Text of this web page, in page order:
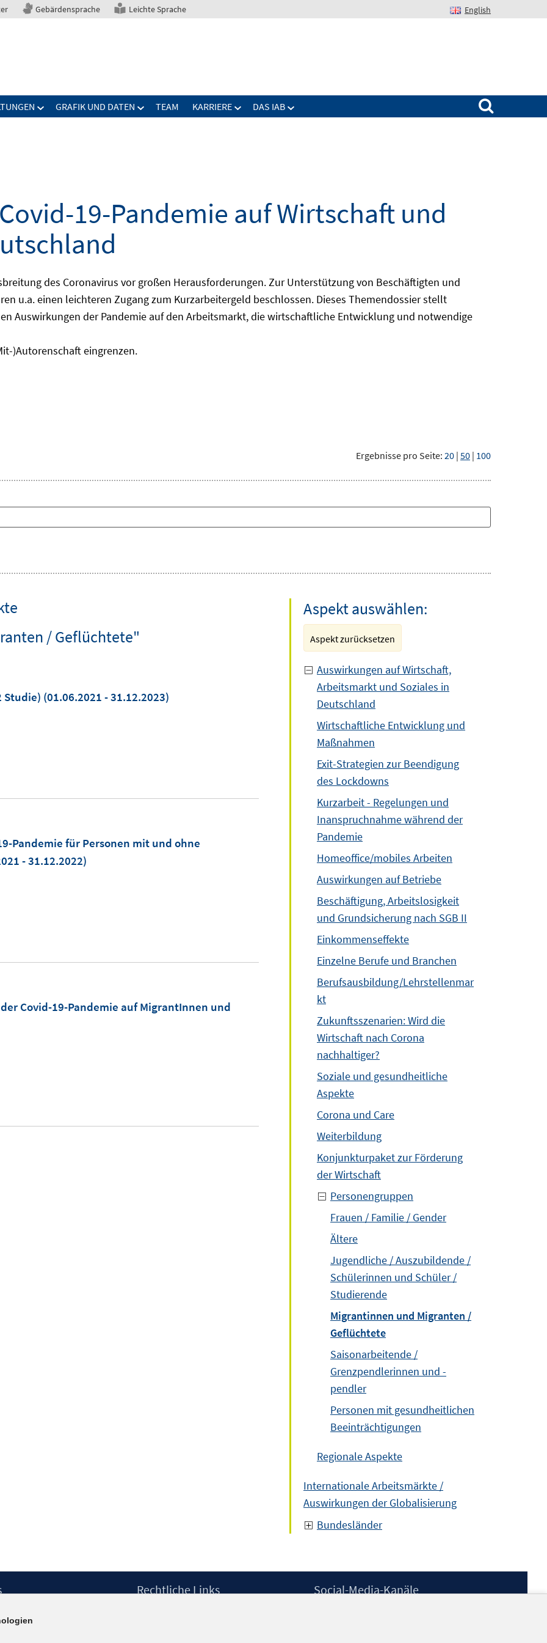
Gebärdensprache Leichte Sprache English
GRAFIK UND DATEN TEAM KARRIERE DAS IAB
Suchen nach:
19-Pandemie auf Wirtschaft und
des Coronavirus vor großen Herausforderungen. Zur Unterstützung von Beschäftigten und
u.a. einen leichteren Zugang zum Kurzarbeitergeld beschlossen. Dieses Themendossier stellt
Auswirkungen der Pandemie auf den Arbeitsmarkt, die wirtschaftliche Entwicklung und notwendige
)Autorenschaft eingrenzen.
Ergebnisse pro Seite: 20 | 50 | 100
/ Geflüchtete"
Studie) (01.06.2021 - 31.12.2023)
Pandemie für Personen mit und ohne
- 31.12.2022)
Covid-19-Pandemie auf MigrantInnen und
Aspekt auswählen:
Aspekt zurücksetzen
Auswirkungen auf Wirtschaft,
Arbeitsmarkt und Soziales in
Deutschland
Wirtschaftliche Entwicklung und
Maßnahmen
Exit-Strategien zur Beendigung
des Lockdowns
Kurzarbeit - Regelungen und
Inanspruchnahme während der
Pandemie
Homeoffice/mobiles Arbeiten
Auswirkungen auf Betriebe
Beschäftigung, Arbeitslosigkeit
und Grundsicherung nach SGB II
Einkommenseffekte
Einzelne Berufe und Branchen
Berufsausbildung/Lehrstellenmar
kt
Zukunftsszenarien: Wird die
Wirtschaft nach Corona
nachhaltiger?
Soziale und gesundheitliche
Aspekte
Corona und Care
Weiterbildung
Konjunkturpaket zur Förderung
der Wirtschaft
Personengruppen
Frauen / Familie / Gender
Ältere
Jugendliche / Auszubildende /
Schülerinnen und Schüler /
Studierende
Migrantinnen und Migranten /
Geflüchtete
Saisonarbeitende /
Grenzpendlerinnen und -
pendler
Personen mit gesundheitlichen
Beeinträchtigungen
Regionale Aspekte
Internationale Arbeitsmärkte /
Auswirkungen der Globalisierung
Bundesländer
Rechtliche Links Social-Media-Kanäle